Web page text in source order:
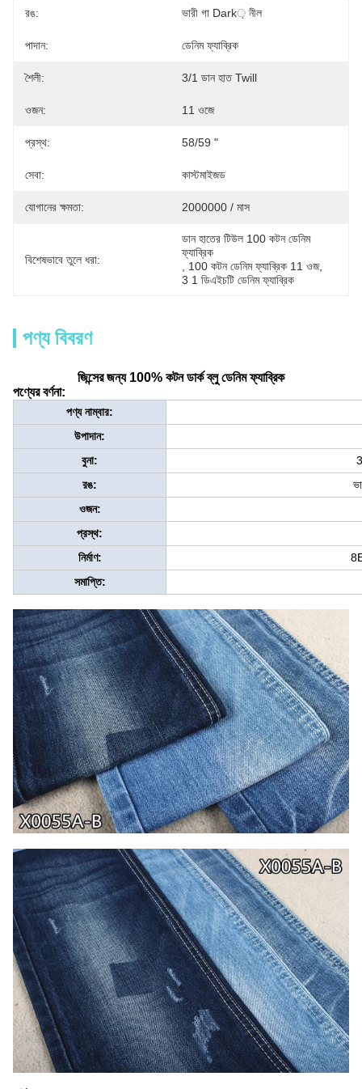
রঙ: ভারী গা Dark় নীল
পাদান: ডেনিম ফ্যাব্রিক
শৈলী: 3/1 ডান হাত Twill
ওজন: 11 ওজে
প্রস্থ: 58/59 "
সেবা: কাস্টমাইজড
যোগানের ক্ষমতা: 2000000 / মাস
বিশেষভাবে তুলে ধরা:
ডান হাতের টিউল 100 কটন ডেনিম
ফ্যাব্রিক
100 কটন ডেনিম ফ্যাব্রিক 11 ওজ,
3 1 ডিএইচটি ডেনিম ফ্যাব্রিক
পণ্য বিবরণ
জিন্সের জন্য 100% কটন ডার্ক ব্লু ডেনিম ফ্যাব্রিক
পণ্যের বর্ণনা:
পণ্য নাম্বার:
উপাদান:
বুনা:
রঙ:
ওজন:
প্রস্থ:
নির্মাণ:
সমাপ্তি: